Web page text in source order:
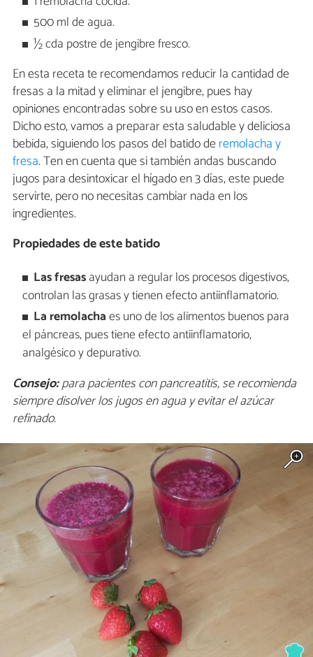
500 ml de agua.
½ cda postre de jengibre fresco.
En esta receta te recomendamos reducir la cantidad de
fresas a la mitad y eliminar el jengibre, pues hay
opiniones encontradas sobre su uso en estos casos.
Dicho esto, vamos a preparar esta saludable y deliciosa
bebida, siguiendo los pasos del batido deremolacha y
fresa. Ten en cuenta que si también andas buscando
jugos para desintoxicar el hígado en 3 días, este puede
servirte, pero no necesitas cambiar nada en los
ingredientes.
Propiedades de este batido
Las fresasayudan a regular los procesos digestivos,
controlan las grasas y tienen efecto antiinflamatorio.
La remolachaes uno de los alimentos buenos para
el páncreas, pues tiene efecto antiinflamatorio,
analgésico y depurativo.
Consejo:para pacientes con pancreatitis, se recomienda
siempre disolver los jugos en agua y evitar el azúcar
refinado.